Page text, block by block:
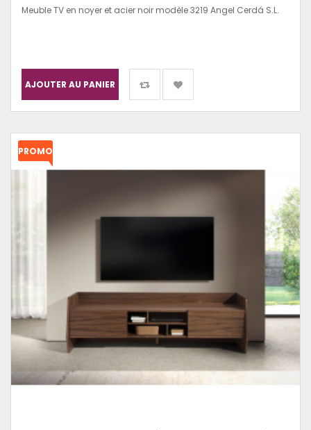
Meuble TV en noyer et acier noir modèle 3219 Angel Cerdá S.L.
AJOUTER AU PANIER
PROMO